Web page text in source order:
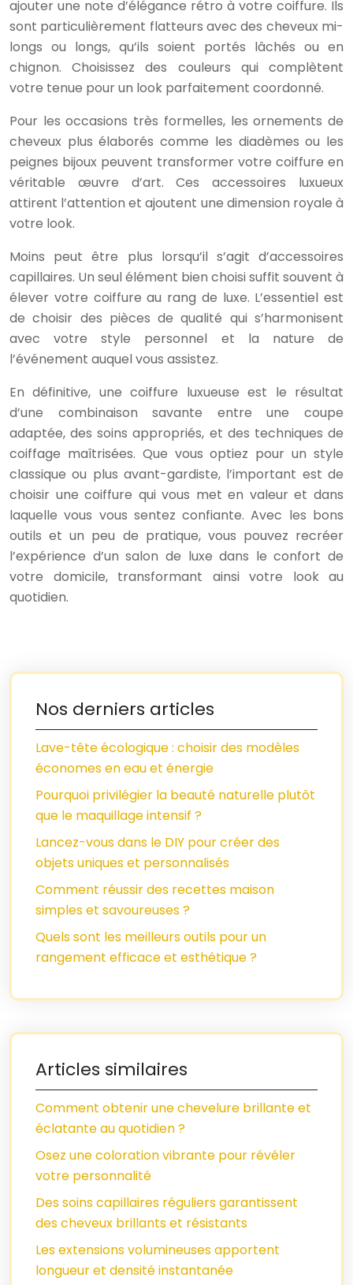
ajouter une note d’élégance rétro à votre coiffure. Ils
sont particulièrement flatteurs avec des cheveux mi-
longs ou longs, qu’ils soient portés lâchés ou en
chignon. Choisissez des couleurs qui complètent
votre tenue pour un look parfaitement coordonné.
Pour les occasions très formelles, les ornements de
cheveux plus élaborés comme les diadèmes ou les
peignes bijoux peuvent transformer votre coiffure en
véritable œuvre d’art. Ces accessoires luxueux
attirent l’attention et ajoutent une dimension royale à
votre look.
Moins peut être plus lorsqu’il s’agit d’accessoires
capillaires. Un seul élément bien choisi suffit souvent à
élever votre coiffure au rang de luxe. L’essentiel est
de choisir des pièces de qualité qui s’harmonisent
avec votre style personnel et la nature de
l’événement auquel vous assistez.
En définitive, une coiffure luxueuse est le résultat
d’une combinaison savante entre une coupe
adaptée, des soins appropriés, et des techniques de
coiffage maîtrisées. Que vous optiez pour un style
classique ou plus avant-gardiste, l’important est de
choisir une coiffure qui vous met en valeur et dans
laquelle vous vous sentez confiante. Avec les bons
outils et un peu de pratique, vous pouvez recréer
l’expérience d’un salon de luxe dans le confort de
votre domicile, transformant ainsi votre look au
quotidien.
Nos derniers articles
Lave-tête écologique : choisir des modèles
économes en eau et énergie
Pourquoi privilégier la beauté naturelle plutôt
que le maquillage intensif ?
Lancez-vous dans le DIY pour créer des
objets uniques et personnalisés
Comment réussir des recettes maison
simples et savoureuses ?
Quels sont les meilleurs outils pour un
rangement efficace et esthétique ?
Articles similaires
Comment obtenir une chevelure brillante et
éclatante au quotidien ?
Osez une coloration vibrante pour révéler
votre personnalité
Des soins capillaires réguliers garantissent
des cheveux brillants et résistants
Les extensions volumineuses apportent
longueur et densité instantanée